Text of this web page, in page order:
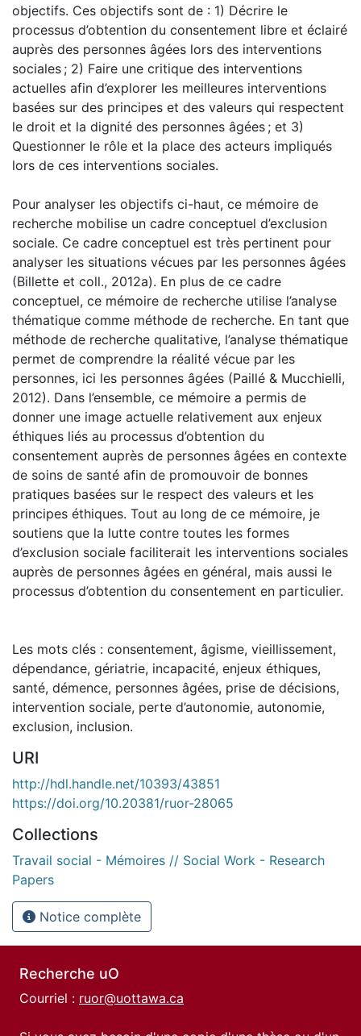
objectifs. Ces objectifs sont de : 1) Décrire le
processus d’obtention du consentement libre et éclairé
auprès des personnes âgées lors des interventions
sociales ; 2) Faire une critique des interventions
actuelles afin d’explorer les meilleures interventions
basées sur des principes et des valeurs qui respectent
le droit et la dignité des personnes âgées ; et 3)
Questionner le rôle et la place des acteurs impliqués
lors de ces interventions sociales.
Pour analyser les objectifs ci-haut, ce mémoire de
recherche mobilise un cadre conceptuel d’exclusion
sociale. Ce cadre conceptuel est très pertinent pour
analyser les situations vécues par les personnes âgées
(Billette et coll., 2012a). En plus de ce cadre
conceptuel, ce mémoire de recherche utilise l’analyse
thématique comme méthode de recherche. En tant que
méthode de recherche qualitative, l’analyse thématique
permet de comprendre la réalité vécue par les
personnes, ici les personnes âgées (Paillé & Mucchielli,
2012). Dans l’ensemble, ce mémoire a permis de
donner une image actuelle relativement aux enjeux
éthiques liés au processus d’obtention du
consentement auprès de personnes âgées en contexte
de soins de santé afin de promouvoir de bonnes
pratiques basées sur le respect des valeurs et les
principes éthiques. Tout au long de ce mémoire, je
soutiens que la lutte contre toutes les formes
d’exclusion sociale faciliterait les interventions sociales
auprès de personnes âgées en général, mais aussi le
processus d’obtention du consentement en particulier.
Les mots clés : consentement, âgisme, vieillissement,
dépendance, gériatrie, incapacité, enjeux éthiques,
santé, démence, personnes âgées, prise de décisions,
intervention sociale, perte d’autonomie, autonomie,
exclusion, inclusion.
URI
http://hdl.handle.net/10393/43851
https://doi.org/10.20381/ruor-28065
Collections
Travail social - Mémoires // Social Work - Research
Papers
Notice complète
Recherche uO
Courriel : ruor@uottawa.ca